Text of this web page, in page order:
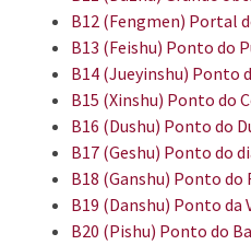
B12 (Fengmen) Portal
B13 (Feishu) Ponto do
B14 (Jueyinshu) Ponto
B15 (Xinshu) Ponto do
B16 (Dushu) Ponto do
B17 (Geshu) Ponto do
B18 (Ganshu) Ponto do
B19 (Danshu) Ponto da
B20 (Pishu) Ponto do